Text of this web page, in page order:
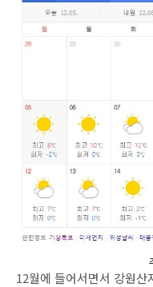
12월에 들어서면서 강원산